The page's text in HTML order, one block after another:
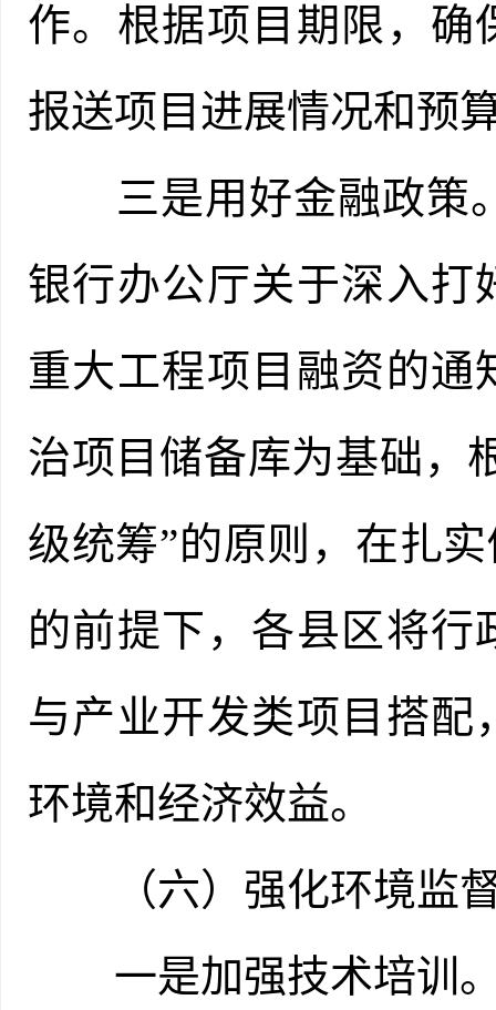
作。根据项目期限，确
报送项目进展情况和预
三是用好金融政策。
银行办公厅关于深入打
重大工程项目融资的通
治项目储备库为基础，
级统筹”的原则，在扎
的前提下，各县区将
与产业开发类项目搭配
环境和经济效益。
（六）强化环境监
一是加强技术培训。